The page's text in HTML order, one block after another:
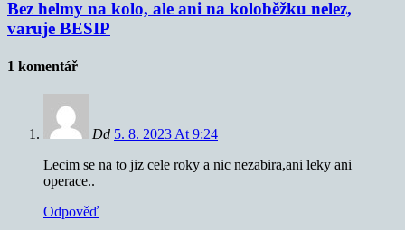
Bez helmy na kolo, ale ani na koloběžku nelez,
varuje BESIP
1 komentář
Dd 5. 8. 2023 At 9:24
Lecim se na to jiz cele roky a nic nezabira,ani leky ani
operace..
Odpověď